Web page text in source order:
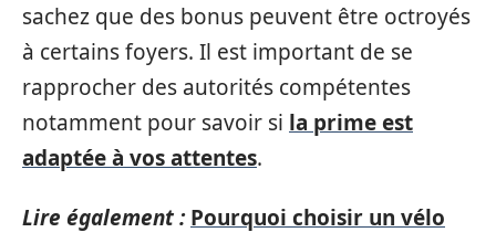
sachez que des bonus peuvent être octroyés
à certains foyers. Il est important de se
rapprocher des autorités compétentes
notamment pour savoir si la prime est
adaptée à vos attentes.
Lire également : Pourquoi choisir un vélo